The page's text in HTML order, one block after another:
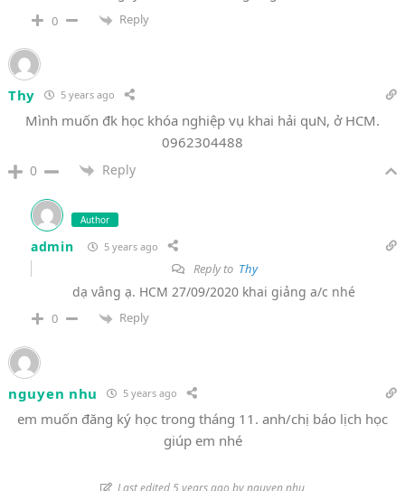
0 Reply
Thy 5 years ago
Mình muốn đk học khóa nghiệp vụ khai hải quN, ở HCM.
0962304488
0 Reply
Author
admin 5 years ago
Reply to Thy
dạ vâng ạ. HCM 27/09/2020 khai giảng a/c nhé
0 Reply
nguyen nhu 5 years ago
em muốn đăng ký học trong tháng 11. anh/chị báo lịch học
giúp em nhé
Last edited 5 years ago by nguyen nhu